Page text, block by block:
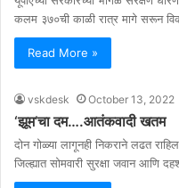
कलम ३७०ची काळी रात्र मागे सरून
Read More »
vskdesk October 13, 2022
‘झूम’चा दम….आतंकवादी खतम
दोन गोळ्या लागूनही निकराने लढत
जिल्ह्यात सोमवारी सुरक्षा जवान आणि